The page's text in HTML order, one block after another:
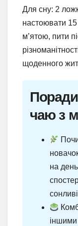
Для сну: 2
настоювати
м’ятою, пити
щоденного
чаю з
на